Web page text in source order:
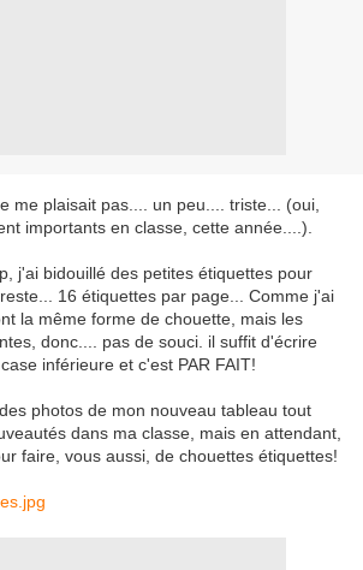
me plaisait pas.... un peu.... triste... (oui,
importants en classe, cette année....).
j'ai bidouillé des petites étiquettes pour
16 étiquettes par page... Comme j'ai
la même forme de chouette, mais les
donc.... pas de souci. il suffit d'écrire
inférieure et c'est PAR FAIT!
photos de mon nouveau tableau tout
dans ma classe, mais en attendant,
faire, vous aussi, de chouettes étiquettes!